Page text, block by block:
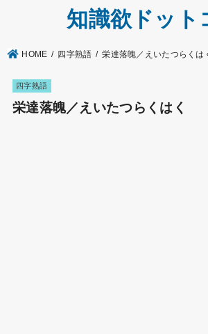
知識欲ドット
HOME 四字熟語 栄達落魄／えいたつらくは
四字熟語
栄達落魄／えいたつらくはく